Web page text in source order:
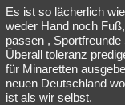
Es ist so lächerlich
weder Hand noch
passen ,
Überall toleranz
für Minaretten
neuen Deutschland
ist als wir selbst.